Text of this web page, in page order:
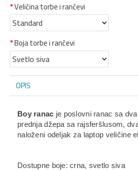
Veličina torbe i rančevi
Boja torbe i rančevi
OPIS
Boy ranac je poslovni ranac sa
prednja džepa sa rajsferšlusom,
naloženi odeljak za laptop veličine
Dostupne boje: crna, svetlo siva